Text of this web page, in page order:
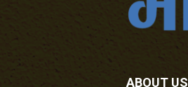
ABOUT US